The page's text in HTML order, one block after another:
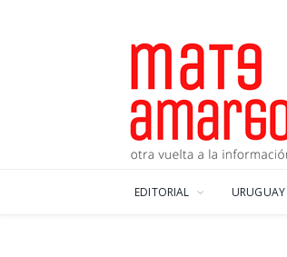
EDITORIAL URUGUAY